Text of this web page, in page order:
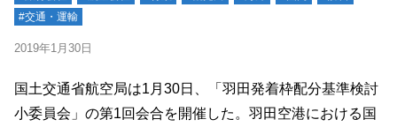
#交通・運輸
2019年1月30日
国土交通省航空局は1月30日、「羽田発着枠配分基準検討
小委員会」の第1回会合を開催した。羽田空港における国